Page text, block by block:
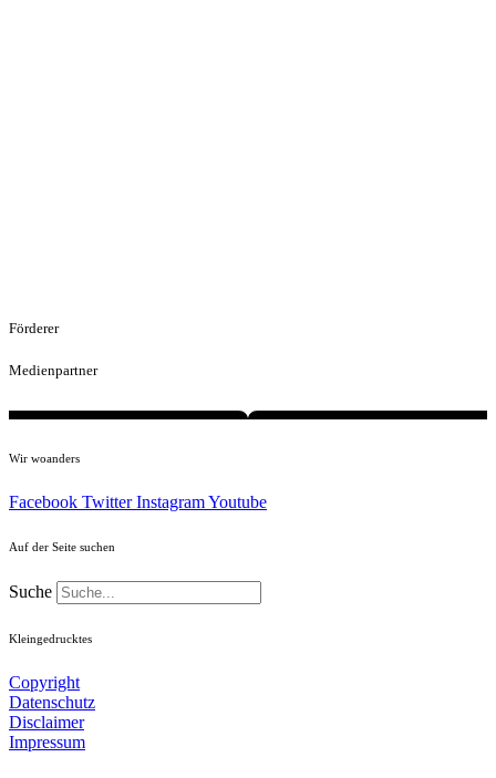
Förderer
Medienpartner
Wir woanders
Facebook Twitter InstagramYoutube
Auf der Seite suchen
Suche
Kleingedrucktes
Copyright
Datenschutz
Disclaimer
Impressum